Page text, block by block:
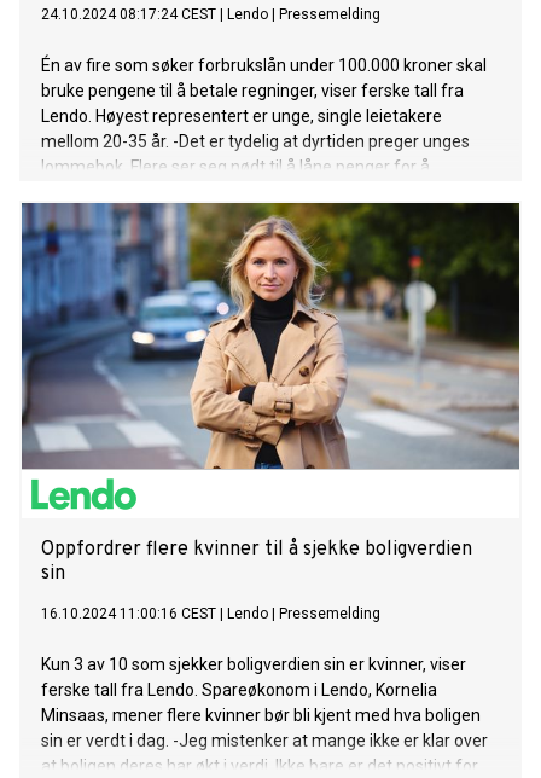
24.10.2024 08:17:24 CEST Lendo Pressemelding
Én av fire som søker forbrukslån under 100.000 kroner skal
bruke pengene til å betale regninger, viser ferske tall fra
Lendo. Høyest representert er unge, single leietakere
mellom 20-35 år. -Det er tydelig at dyrtiden preger unges
lommebok. Flere ser seg nødt til å låne penger for å
Minsaas.
Oppfordrer flere kvinner til å sjekke boligverdien
sin
16.10.2024 11:00:16 CEST Lendo Pressemelding
Kun 3 av 10 som sjekker boligverdien sin er kvinner, viser
ferske tall fra Lendo. Spareøkonom i Lendo, Kornelia
Minsaas, mener flere kvinner bør bli kjent med hva boligen
sin er verdt i dag. -Jeg mistenker at mange ikke er klar over
at boligen deres har økt i verdi. Ikke bare er det positivt for